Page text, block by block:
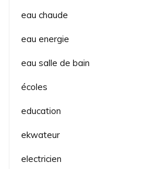
eau chaude
eau energie
eau salle de bain
écoles
education
ekwateur
electricien